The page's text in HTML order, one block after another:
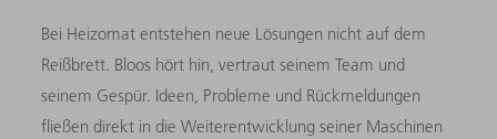
Bei Heizomat entstehen neue Lösungen nicht auf dem
Reißbrett. Bloos hört hin, vertraut seinem Team und
seinem Gespür. Ideen, Probleme und Rückmeldungen
fließen direkt in die Weiterentwicklung seiner Maschinen